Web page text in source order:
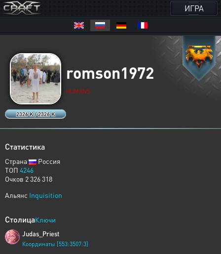
ИГРА
2326 K / 2326 K
romson1972
HUMANS
Статистика
Страна
Россия
ТОП 4246
Очков 2 326 318
Альянс Inquisition
СтолицаКлючи
Judas_Priest
Координаты [553:3507:3]